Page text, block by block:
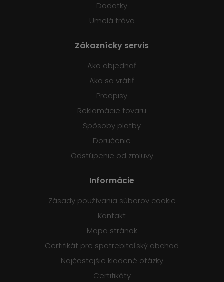
Dodatky
Umelá tráva
Zákaznícky servis
Ako objednať
Ako sa vrátiť
Predpisy
Reklamácie tovaru
Spôsoby platby
Doručenie
Odstúpenie od zmluvy
Informácie
Zásady používania súborov cookie
Kontakt
Mapa stránok
Certifikát pre spotrebiteľský obchod
Najčastejšie kladené otázky
Certifikáty